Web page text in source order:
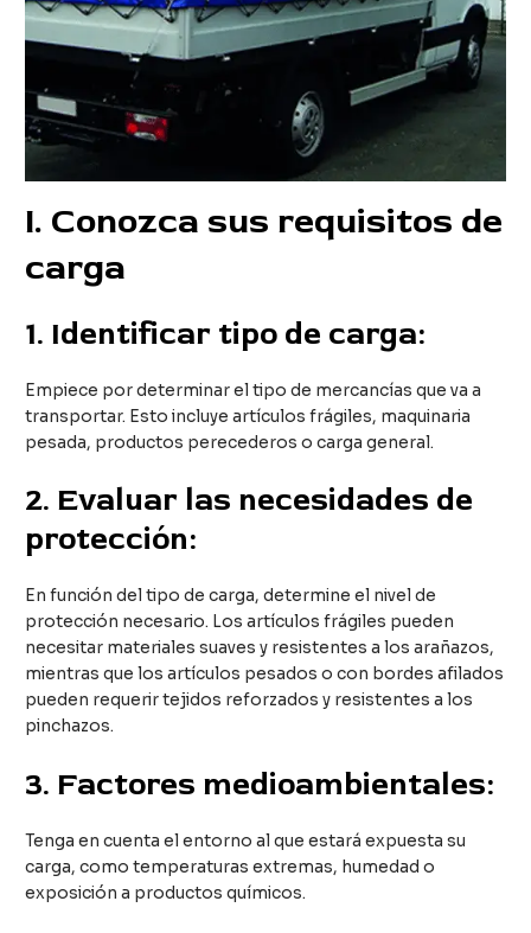
I. Conozca sus requisitos de
carga
1. Identificar tipo de carga:
Empiece por determinar el tipo de mercancías que va a
transportar. Esto incluye artículos frágiles, maquinaria
pesada, productos perecederos o carga general.
2. Evaluar las necesidades de
protección:
En función del tipo de carga, determine el nivel de
protección necesario. Los artículos frágiles pueden
necesitar materiales suaves y resistentes a los arañazos,
mientras que los artículos pesados o con bordes afilados
pueden requerir tejidos reforzados y resistentes a los
pinchazos.
3. Factores medioambientales:
Tenga en cuenta el entorno al que estará expuesta su
carga, como temperaturas extremas, humedad o
exposición a productos químicos.